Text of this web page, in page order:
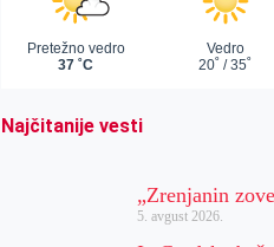
Najčitanije vesti
„Zrenjanin
5. avgust 2026.